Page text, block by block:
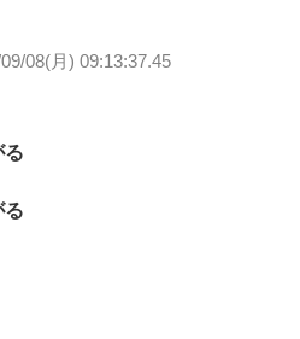
08(月) 09:13:37.45